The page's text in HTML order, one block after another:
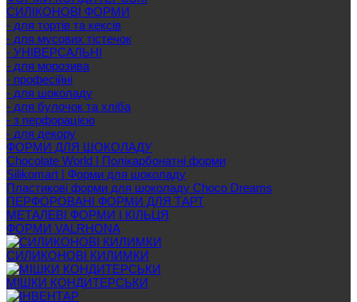
СИЛІКОНОВІ ФОРМИ
- для тортів та кексів
- для мусових тістечок
- УНІВЕРСАЛЬНІ
- для морозива
- професійні
- для шоколаду
- для булочок та хліба
- з перфорацією
- для декору
ФОРМИ ДЛЯ ШОКОЛАДУ
Chocolate World | Полікарбонатні форми
Silikomart | Форми для шоколаду
Пластикові форми для шоколаду Choco Dreams
ПЕРФОРОВАНІ ФОРМИ ДЛЯ ТАРТ
МЕТАЛЕВІ ФОРМИ І КІЛЬЦЯ
ФОРМИ VALRHONA
СИЛИКОНОВІ КИЛИМКИ
МІШКИ КОНДИТЕРСЬКИ